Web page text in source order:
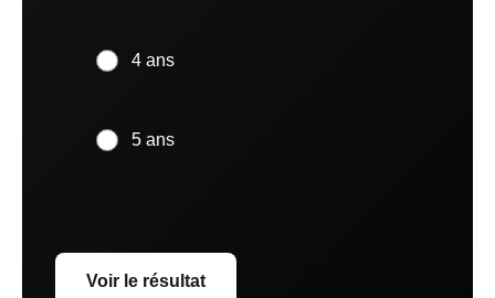
4 ans
5 ans
Voir le résultat